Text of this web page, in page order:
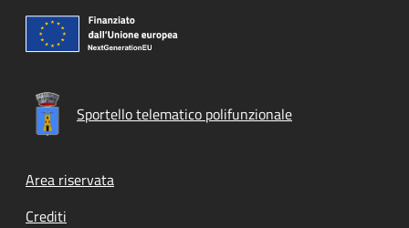
Sportello telematico polifunzionale
Footer menu
Area riservata
Crediti